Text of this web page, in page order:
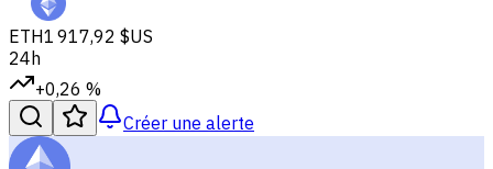
ETH1 917,92 $US
24h
+0,26 %
Créer une alerte